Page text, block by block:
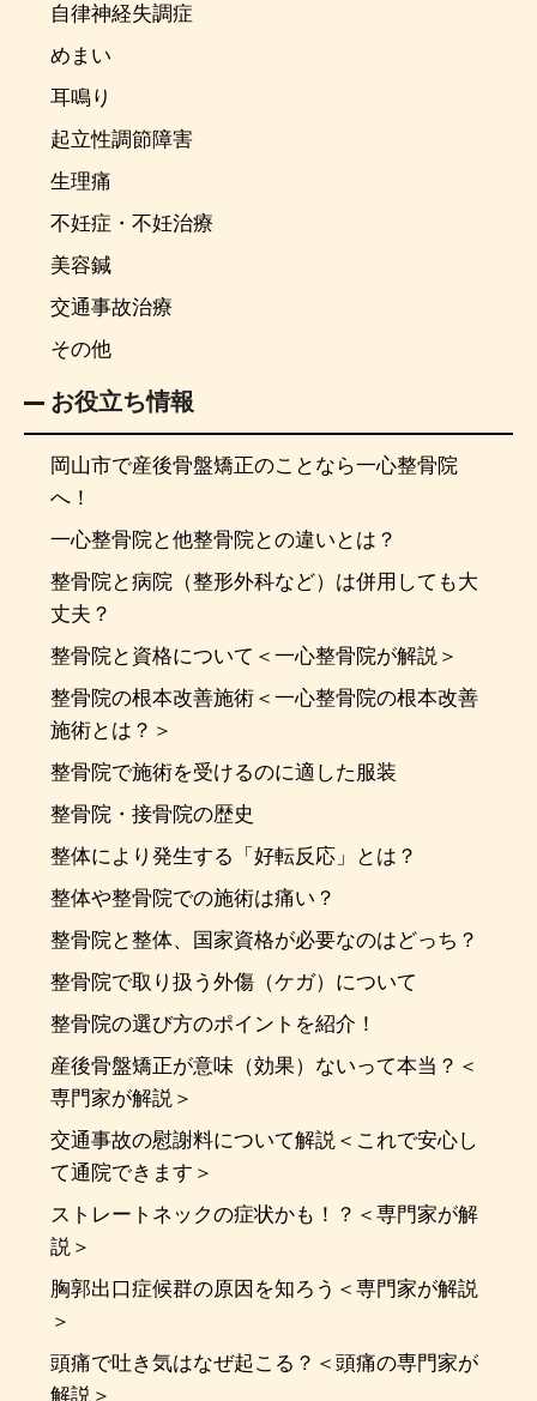
自律神経失調症
めまい
耳鳴り
起立性調節障害
生理痛
不妊症・不妊治療
美容鍼
交通事故治療
その他
お役立ち情報
岡山市で産後骨盤矯正のことなら一心整骨院
へ！
一心整骨院と他整骨院との違いとは？
整骨院と病院（整形外科など）は併用しても大
丈夫？
整骨院と資格について＜一心整骨院が解説＞
整骨院の根本改善施術＜一心整骨院の根本改善
施術とは？＞
整骨院で施術を受けるのに適した服装
整骨院・接骨院の歴史
整体により発生する「好転反応」とは？
整体や整骨院での施術は痛い？
整骨院と整体、国家資格が必要なのはどっち？
整骨院で取り扱う外傷（ケガ）について
整骨院の選び方のポイントを紹介！
産後骨盤矯正が意味（効果）ないって本当？＜
専門家が解説＞
交通事故の慰謝料について解説＜これで安心し
て通院できます＞
ストレートネックの症状かも！？＜専門家が解
説＞
胸郭出口症候群の原因を知ろう＜専門家が解説
＞
頭痛で吐き気はなぜ起こる？＜頭痛の専門家が
解説＞